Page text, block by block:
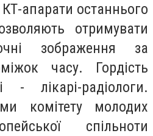
апарати останнього
отримувати
зображення за
часу. Гордість
- лікарі-радіологи.
комітету молодих
спільноти